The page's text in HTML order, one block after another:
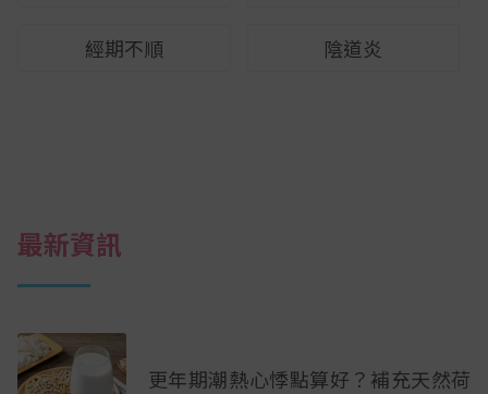
經期不順 陰道炎
最新資訊
更年期潮熱心悸點算好？補充天然荷